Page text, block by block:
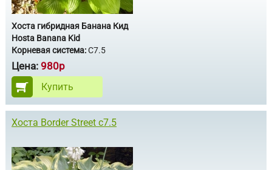
Хоста гибридная Банана Кид
Hosta Banana Kid
Корневая система:С7.5
Цена: 980р
Купить
Хоста Border Street с7.5